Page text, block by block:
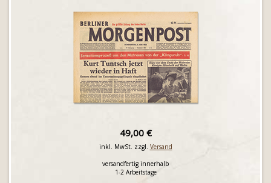
49,00 €
inkl. MwSt. zzgl. Versand
versandfertig innerhalb
1-2 Arbeitstage